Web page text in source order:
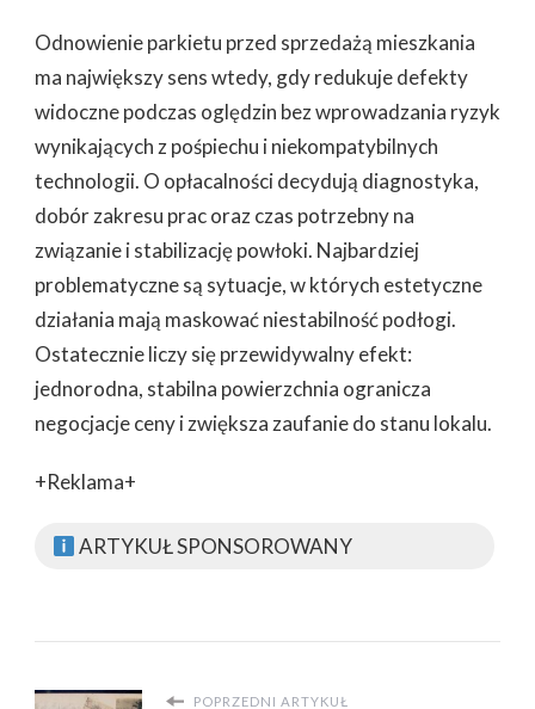
Odnowienie parkietu przed sprzedażą mieszkania
ma największy sens wtedy, gdy redukuje defekty
widoczne podczas oględzin bez wprowadzania ryzyk
wynikających z pośpiechu i niekompatybilnych
technologii. O opłacalności decydują diagnostyka,
dobór zakresu prac oraz czas potrzebny na
związanie i stabilizację powłoki. Najbardziej
problematyczne są sytuacje, w których estetyczne
działania mają maskować niestabilność podłogi.
Ostatecznie liczy się przewidywalny efekt:
jednorodna, stabilna powierzchnia ogranicza
negocjacje ceny i zwiększa zaufanie do stanu lokalu.
+Reklama+
ARTYKUŁ SPONSOROWANY
POPRZEDNI ARTYKUŁ